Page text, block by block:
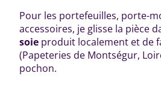
Pour les portefeuilles, porte-
accessoires, je glisse la pièce
soie produit localement et de
(Papeteries de Montségur,
pochon.